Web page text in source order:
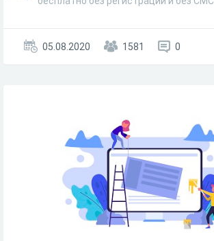
05.08.2020 1581 0